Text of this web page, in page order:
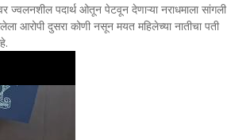
पदार्थ ओतून पेटवून देणाऱ्या नराधमाला सांगली
दुसरा कोणी नसून मयत महिलेच्या नातीचा पती